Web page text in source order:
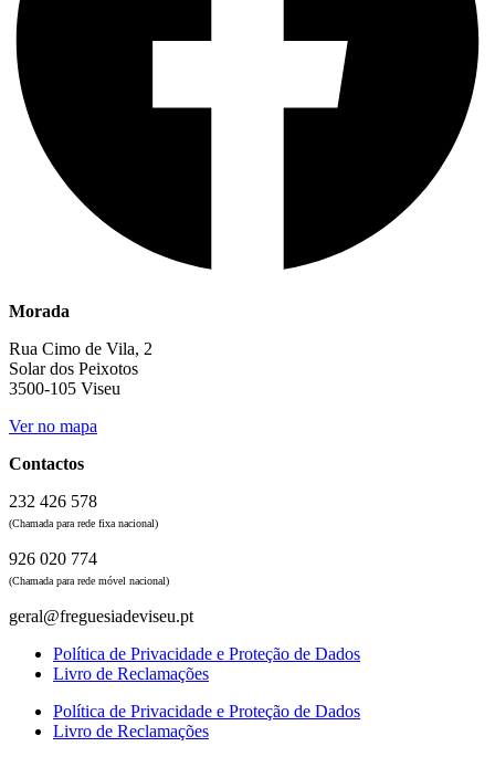
Morada
Rua Cimo de Vila, 2
Solar dos Peixotos
3500-105 Viseu
Ver no mapa
Contactos
232 426 578
(Chamada para rede fixa nacional)
926 020 774
(Chamada para rede móvel nacional)
geral@freguesiadeviseu.pt
Política de Privacidade e Proteção de Dados
Livro de Reclamações
Política de Privacidade e Proteção de Dados
Livro de Reclamações